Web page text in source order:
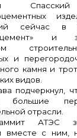
сейчас в
и
и
камня и
видов.
подчеркнул,
большие
отрасли.
АТЭС
вместе с ним,